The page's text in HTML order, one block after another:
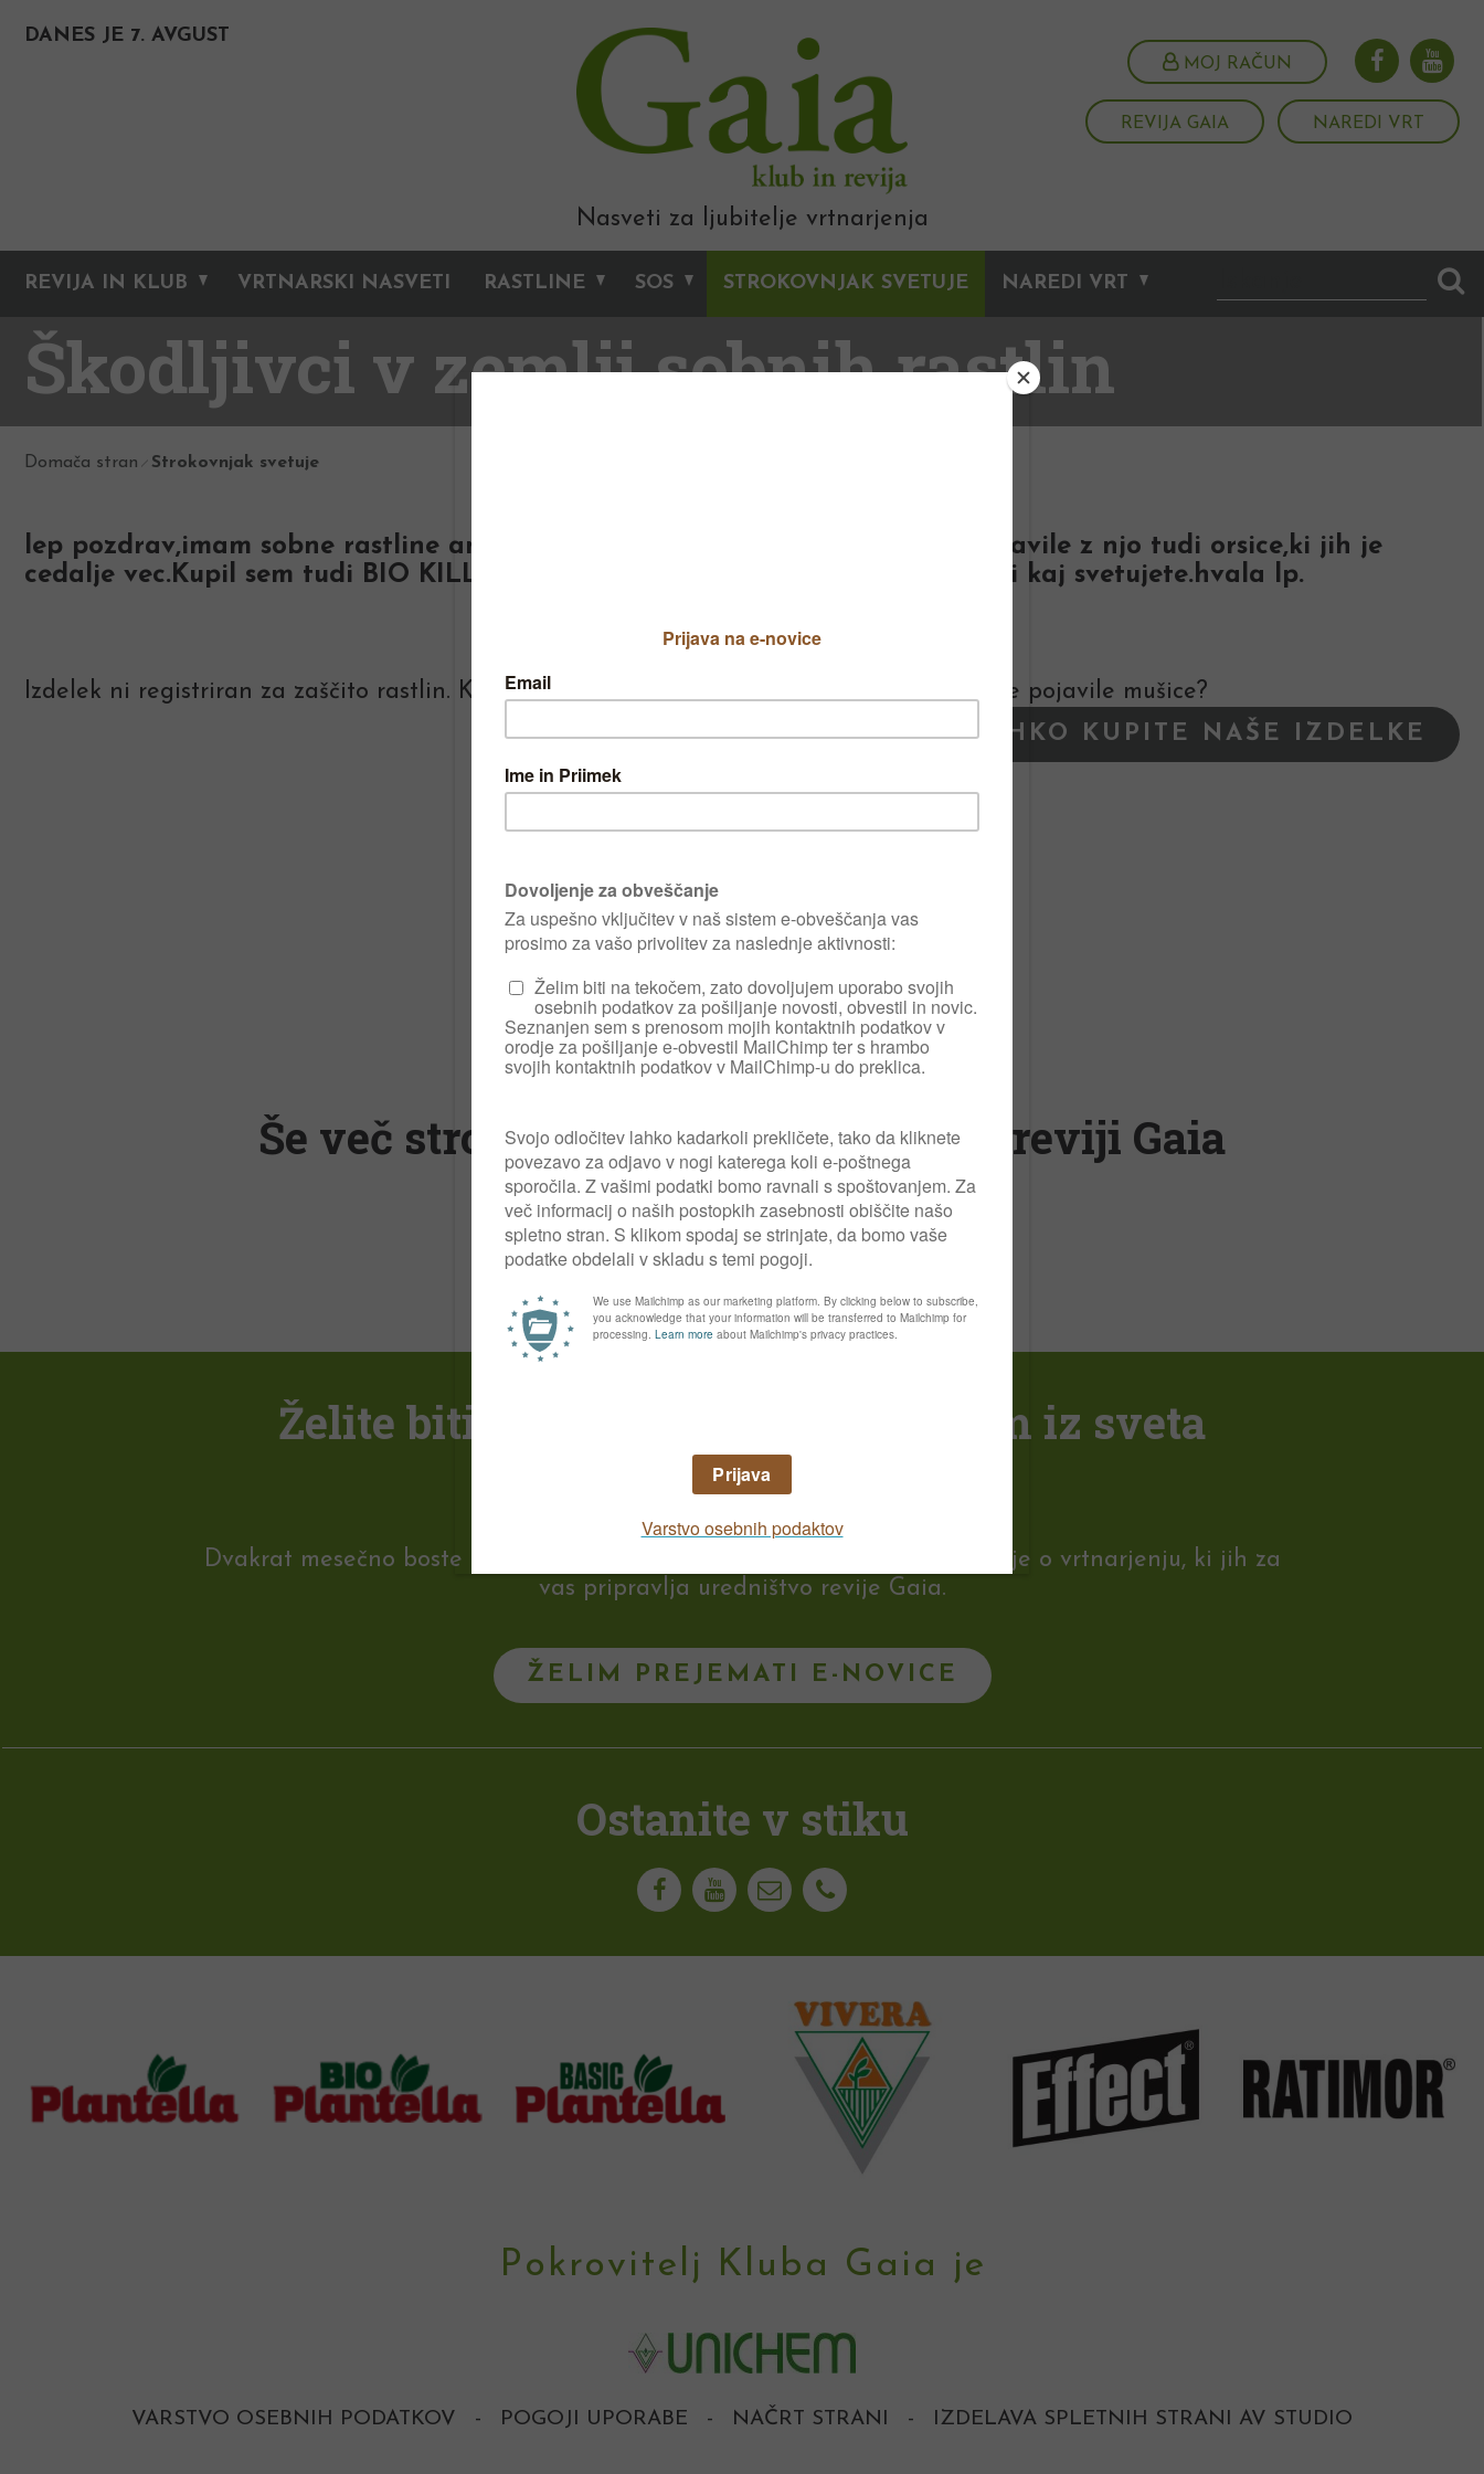
DANES JE 7. AVGUST
MOJ RAČUN
REVIJA GAIA NAREDI VRT
Nasveti za ljubitelje vrtnarjenja
REVIJA IN KLUB VRTNARSKI NASVETI RASTLINE SOS STROKOVNJAK SVETUJE NAREDI VRT
Škodljivci v zemlji sobnih rastlin
Domača stran Strokovnjak svetuje
lep pozdrav,imam sobne rastline ampak ko sem kupil zemljo so se vrjetno pojavile z njo tudi orsice,ki jih je
cedalje vec.Kupil sem tudi BIO KILL UNIVERSAL ki pa ne pomaga.Mi lahko vi kaj svetujete.hvala lp.
Izdelek ni registriran za zaščito rastlin. Kaj pomeni beseda "orsice"? So se v zemlji mogoče pojavile mušice?
KJE LAHKO KUPITE NAŠE IZDELKE
Za komentiranje se prijavite
PRIJAVA
Še več strokovnih vsebin poiščite v reviji Gaia
NAROČILO REVIJE
Želite biti vedno na tekočem o vsem iz sveta
vrtnarjenja?
Dvakrat mesečno boste na e-mail prejeli zanimive in uporabne informacije o vrtnarjenju, ki jih za
vas pripravlja uredništvo revije Gaia.
ŽELIM PREJEMATI E-NOVICE
Ostanite v stiku
Pokrovitelj Kluba Gaia je
VARSTVO OSEBNIH PODATKOV - POGOJI UPORABE - NAČRT STRANI - IZDELAVA SPLETNIH STRANI AV STUDIO